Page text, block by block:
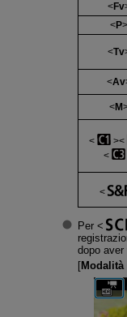
Fv
P
Tv
Av
M
Per
dopo
[Modalità